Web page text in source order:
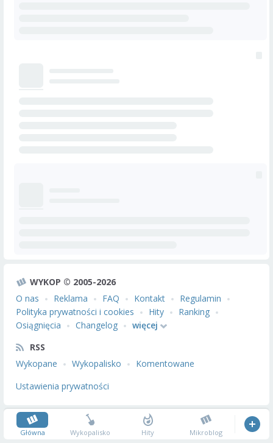
WYKOP © 2005-2026
O nas
Reklama FAQ Kontakt
Regulamin
Polityka prywatności i cookies
Hity
Ranking
Osiągnięcia
Changelog
więcej
RSS
Wykopane
Wykopalisko
Komentowane
Ustawienia prywatności
Główna Wykopalisko Hity Mikroblog